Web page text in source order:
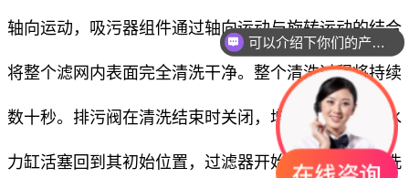
轴向运动，吸污器组件通过轴向运动与旋转运动的结合
将整个滤网内表面完全清洗干净。整个清洗过程将持续
数十秒。排污阀在清洗结束时关闭，增加的水压会使水
力缸活塞回到其初始位置，过滤器开始准备下一个冲洗
可以介绍下你们的产品么